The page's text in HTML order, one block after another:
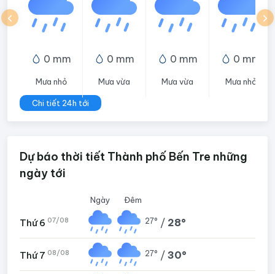
0 mm
Mưa nhỏ
0 mm
Mưa vừa
0 mm
Mưa vừa
0 mm
Mưa nhỏ
Chi tiết 24h tới
Dự báo thời tiết Thành phố Bến Tre những
ngày tới
Ngày Đêm
Thứ 6 07/08 27° / 28°
Thứ 7 08/08 27° / 30°